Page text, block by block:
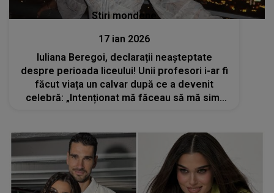
Stiri mondene
17 ian 2026
Iuliana Beregoi, declarații neașteptate
despre perioada liceului! Unii profesori i-ar fi
făcut viața un calvar după ce a devenit
celebră: „Intenționat mă făceau să mă simt